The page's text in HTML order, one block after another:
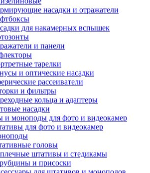
насадки и отражатели
для накамерных вспышек
и панели
тарелки
и оптические насадки
рассеиватели
и фильтры
кольца и адаптеры
насадки
и моноподы для фото и видеокамер
для фото и видеокамер
головы
штативы и стедикамы
и присоски